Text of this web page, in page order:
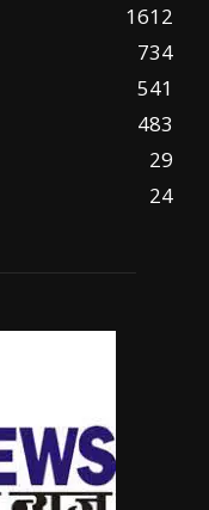
1612
734
541
483
29
24